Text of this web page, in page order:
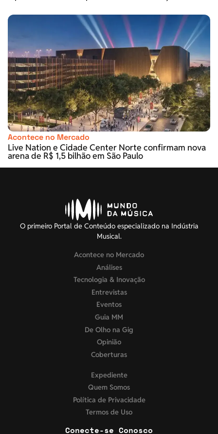
Acontece no Mercado
Live Nation e Cidade Center Norte confirmam nova
arena de R$ 1,5 bilhão em São Paulo
O primeiro Portal de Conteúdo especializado na Indústria
Musical.
Acontece no Mercado
Análises
Tecnologia & Inovação
Entrevistas
Eventos
Guia MM
De Olho na Gig
Opinião
Coberturas
Expediente
Quem Somos
Política de Privacidade
Termos de Uso
Conecte-se Conosco